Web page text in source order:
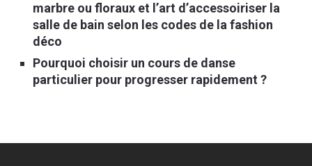
marbre ou floraux et l’art d’accessoiriser la
salle de bain selon les codes de la fashion
déco
Pourquoi choisir un cours de danse
particulier pour progresser rapidement ?